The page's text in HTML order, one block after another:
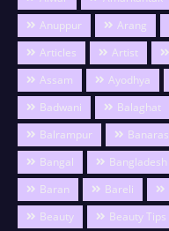
Anuppur
Arang
Articles
Artist
Assam
Ayodhya
Badwani
Balaghat
Balrampur
Banaras
Bangal
Bangladesh
Baran
Bareli
Beauty
Beauty Tips